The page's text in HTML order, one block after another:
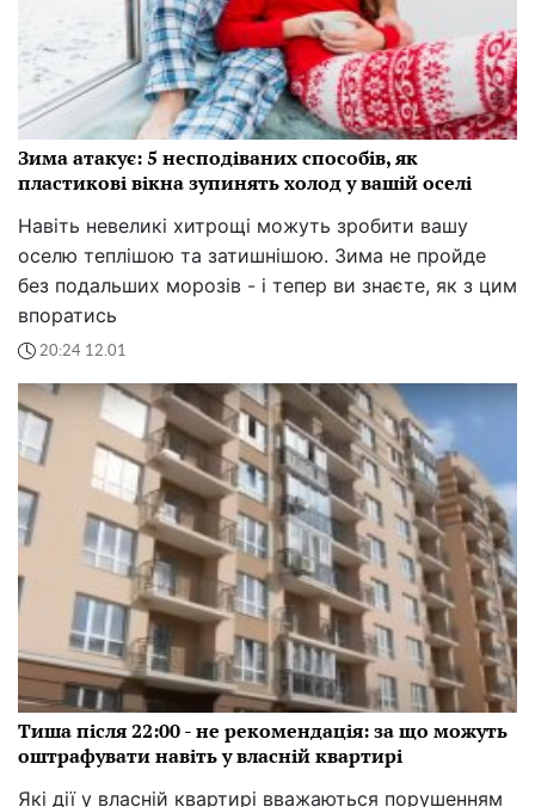
Зима атакує: 5 несподіваних способів, як
пластикові вікна зупинять холод у вашій оселі
Навіть невеликі хитрощі можуть зробити вашу
оселю теплішою та затишнішою. Зима не пройде
без подальших морозів - і тепер ви знаєте, як з цим
впоратись
20:24 12.01
Тиша після 22:00 - не рекомендація: за що можуть
оштрафувати навіть у власній квартирі
Які дії у власній квартирі вважаються порушенням